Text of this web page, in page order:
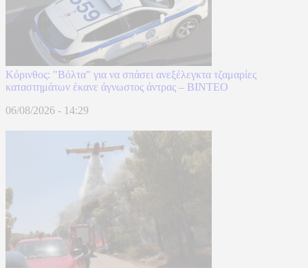
Κόρινθος: "Βόλτα" για να σπάσει ανεξέλεγκτα τζαμαρίες
καταστημάτων έκανε άγνωστος άντρας – ΒΙΝΤΕΟ
06/08/2026 - 14:29